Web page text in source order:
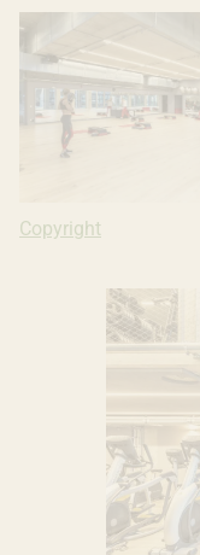
Copyright: Ivana Bilz,
Copyright